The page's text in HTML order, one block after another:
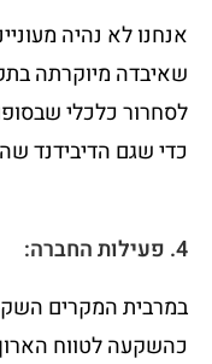
אנחנו לא נהיה
שאיבדה מיוקרתה
לסחרור כלכלי
כדי שגם הדיבידנד
4. פעילות החברה:
במרבית המקרים
כהשקעה לטווח